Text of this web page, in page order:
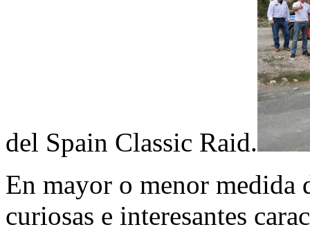
del Spain Classic Raid.
En mayor o menor medida
curiosas e interesantes